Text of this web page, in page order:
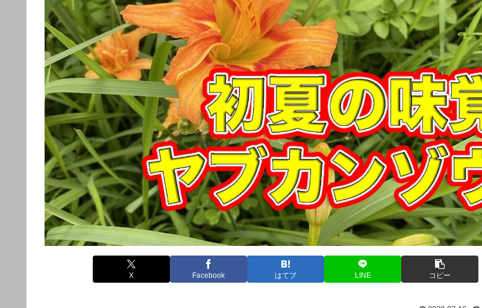
X Facebook はてブ LINE コピー